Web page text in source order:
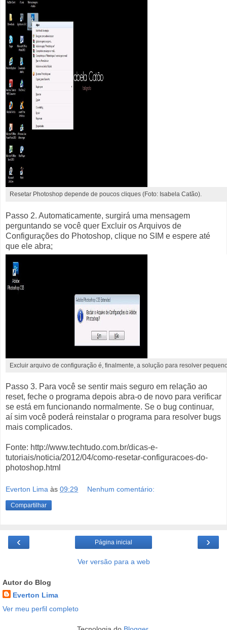
Resetar Photoshop depende de poucos cliques (Foto: Isabela Catão).
Passo 2. Automaticamente, surgirá uma mensagem
perguntando se você quer Excluir os Arquivos de
Configurações do Photoshop, clique no SIM e espere até
que ele abra;
Excluir arquivo de configuração é, finalmente, a solução para resolver
Passo 3. Para você se sentir mais seguro em relação ao
reset, feche o programa depois abra-o de novo para verificar
se está em funcionando normalmente. Se o bug continuar,
aí sim você poderá reinstalar o programa para resolver bugs
mais complicados.
Fonte: http://www.techtudo.com.br/dicas-e-
tutoriais/noticia/2012/04/como-resetar-configuracoes-do-
photoshop.html
Everton Lima às 09:29 Nenhum comentário:
Compartilhar
‹ ›
Página inicial
Ver versão para a web
Autor do Blog
Everton Lima
Ver meu perfil completo